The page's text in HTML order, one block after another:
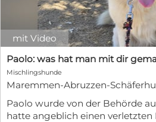
mit Video
Paolo: was hat man mit dir
Mischlingshunde
Maremmen-Abruzzen-
Paolo wurde von der Behörde
hatte angeblich einen verletzten